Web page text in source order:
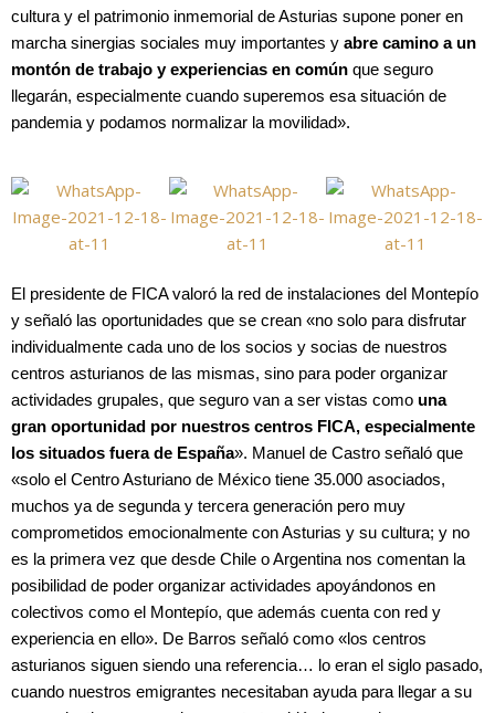
cultura y el patrimonio inmemorial de Asturias supone poner en
marcha sinergias sociales muy importantes y abre camino a un
montón de trabajo y experiencias en común que seguro
llegarán, especialmente cuando superemos esa situación de
pandemia y podamos normalizar la movilidad».
El presidente de FICA valoró la red de instalaciones del Montepío
y señaló las oportunidades que se crean «no solo para disfrutar
individualmente cada uno de los socios y socias de nuestros
centros asturianos de las mismas, sino para poder organizar
actividades grupales, que seguro van a ser vistas como una
gran oportunidad por nuestros centros FICA, especialmente
los situados fuera de España». Manuel de Castro señaló que
«solo el Centro Asturiano de México tiene 35.000 asociados,
muchos ya de segunda y tercera generación pero muy
comprometidos emocionalmente con Asturias y su cultura; y no
es la primera vez que desde Chile o Argentina nos comentan la
posibilidad de poder organizar actividades apoyándonos en
colectivos como el Montepío, que además cuenta con red y
experiencia en ello». De Barros señaló como «los centros
asturianos siguen siendo una referencia… lo eran el siglo pasado,
cuando nuestros emigrantes necesitaban ayuda para llegar a su